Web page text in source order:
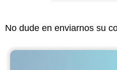
No dude en enviarnos su